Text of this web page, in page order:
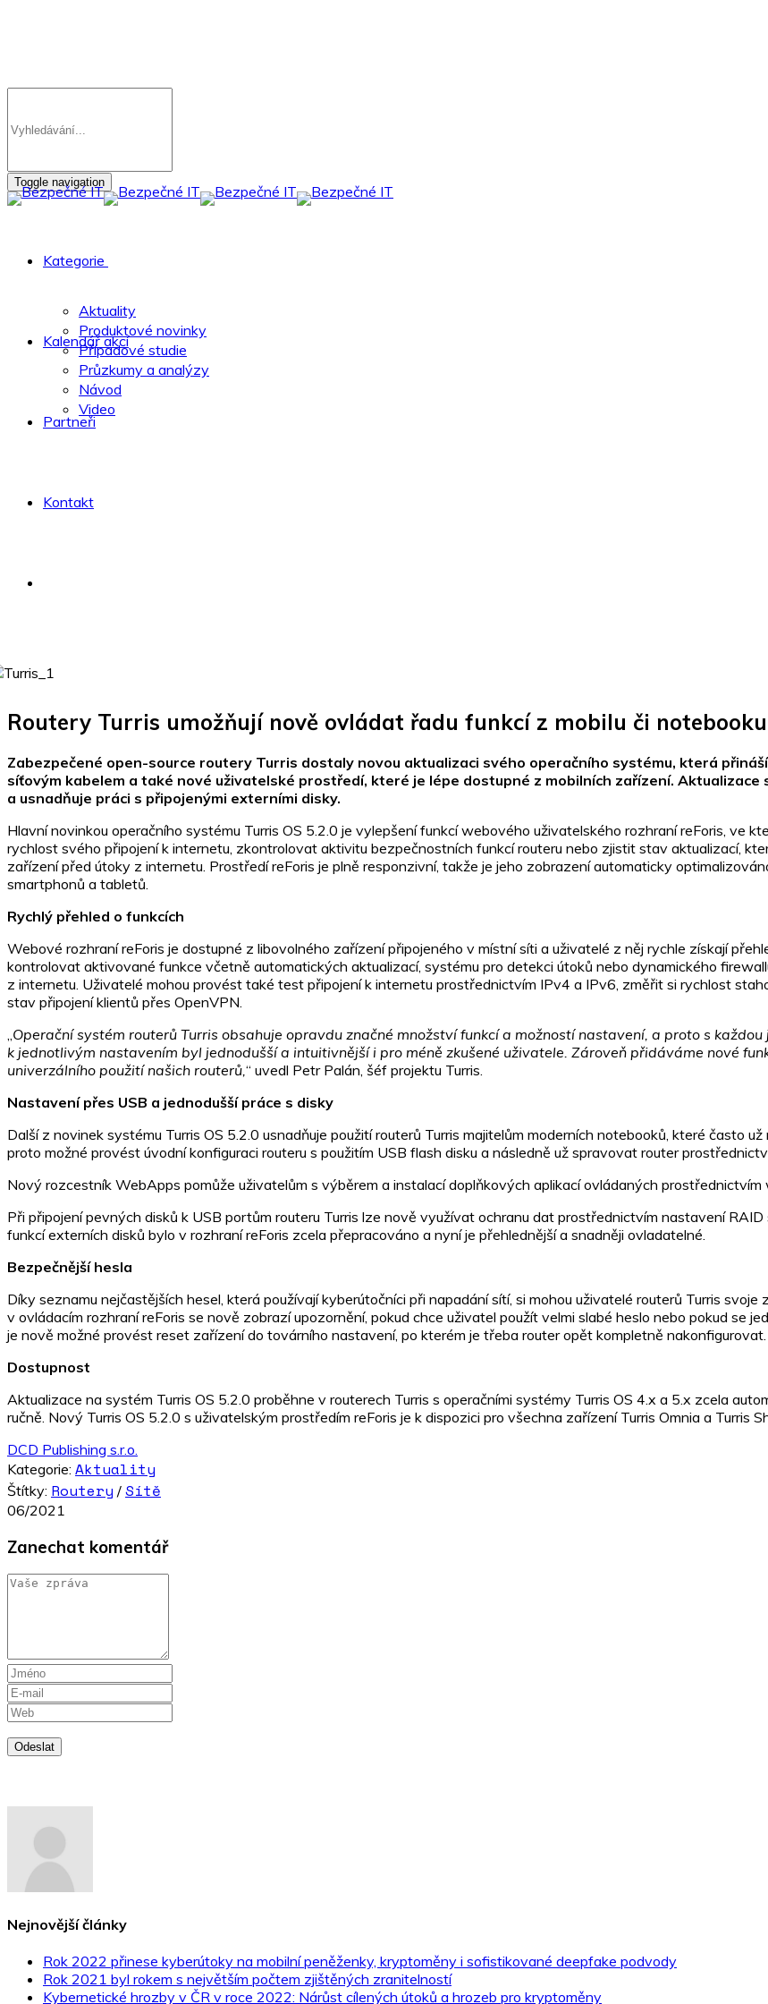
Toggle navigation
Kategorie
Aktuality
Produktové novinky
Případové studie
Průzkumy a analýzy
Návod
Video
Kalendář akcí
Partneři
Kontakt
Routery Turris umožňují nově ovládat řadu funkcí z mobilu či
Zabezpečené open-source routery Turris dostaly novou aktualizaci svého operačního systému, která
síťovým kabelem a také nové uživatelské prostředí, které je lépe dostupné z mobilních zařízení. Aktualizace
a usnadňuje práci s připojenými externími disky.
Hlavní novinkou operačního systému Turris OS 5.2.0 je vylepšení funkcí webového uživatelského rozhraní reForis, ve
rychlost svého připojení k internetu, zkontrolovat aktivitu bezpečnostních funkcí routeru nebo zjistit stav aktualizací,
zařízení před útoky z internetu. Prostředí reForis je plně responzivní, takže je jeho zobrazení automaticky
smartphonů a tabletů.
Rychlý přehled o funkcích
Webové rozhraní reForis je dostupné z libovolného zařízení připojeného v místní síti a uživatelé z něj rychle získají
kontrolovat aktivované funkce včetně automatických aktualizací, systému pro detekci útoků nebo dynamického
z internetu. Uživatelé mohou provést také test připojení k internetu prostřednictvím IPv4 a IPv6, změřit si rychlost
stav připojení klientů přes OpenVPN.
Operační systém routerů Turris obsahuje opravdu značné množství funkcí a možností nastavení, a proto s
k jednotlivým nastavením byl jednodušší a intuitivnější i pro méně zkušené uživatele. Zároveň přidáváme nové
univerzálního použití našich routerů, “ uvedl Petr Palán, šéf projektu Turris.
Nastavení přes USB a jednodušší práce s disky
Další z novinek systému Turris OS 5.2.0 usnadňuje použití routerů Turris majitelům moderních notebooků, které často
proto možné provést úvodní konfiguraci routeru s použitím USB flash disku a následně už spravovat router
Nový rozcestník WebApps pomůže uživatelům s výběrem a instalací doplňkových aplikací ovládaných prostřednictvím
Při připojení pevných disků k USB portům routeru Turris lze nově využívat ochranu dat prostřednictvím nastavení
funkcí externích disků bylo v rozhraní reForis zcela přepracováno a nyní je přehlednější a snadněji ovladatelné.
Bezpečnější hesla
Díky seznamu nejčastějších hesel, která používají kyberútočníci při napadání sítí, si mohou uživatelé routerů Turris
v ovládacím rozhraní reForis se nově zobrazí upozornění, pokud chce uživatel použít velmi slabé heslo nebo pokud se
je nově možné provést reset zařízení do továrního nastavení, po kterém je třeba router opět kompletně nakonfigurovat.
Dostupnost
Aktualizace na systém Turris OS 5.2.0 proběhne v routerech Turris s operačními systémy Turris OS 4.x a 5.x zcela
ručně. Nový Turris OS 5.2.0 s uživatelským prostředím reForis je k dispozici pro všechna zařízení Turris Omnia a Turris
DCD Publishing s.r.o.
Kategorie: Aktuality
Štítky: Routery / Sítě
06/2021
Zanechat komentář
Odeslat
Nejnovější články
Rok 2022 přinese kyberútoky na mobilní peněženky, kryptoměny i sofistikované deepfake podvody
Rok 2021 byl rokem s největším počtem zjištěných zranitelností
Kybernetické hrozby v ČR v roce 2022: Nárůst cílených útoků a hrozeb pro kryptoměny